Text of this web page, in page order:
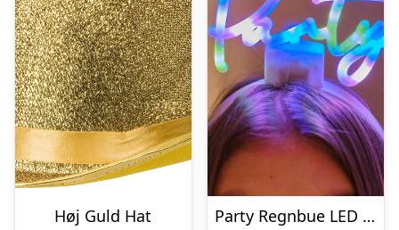
Høj Guld Hat
Party Regnbue LED Hårbøjle